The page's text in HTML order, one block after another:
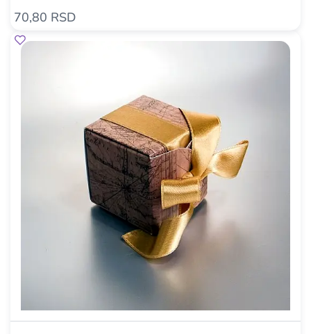
70,80 RSD